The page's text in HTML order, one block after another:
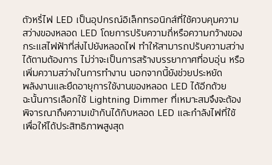
ตัวหรี่ไฟ LED เป็นอุปกรณ์อิเล็กทรอนิกส์ที่ใช้ควบคุมความ
สว่างของหลอด LED โดยการปรับความถี่หรือความกว้างของ
กระแสไฟฟ้าที่ส่งไปยังหลอดไฟ ทำให้สามารถปรับความสว่าง
ได้ตามต้องการ ไม่ว่าจะเป็นการสร้างบรรยากาศที่อบอุ่น หรือ
เพิ่มความสว่างในการทำงาน นอกจากนี้ยังช่วยประหยัด
พลังงานและยืดอายุการใช้งานของหลอด LED ได้อีกด้วย
ฉะนั้นการเลือกใช้ Lightning Dimmer ที่เหมาะสมจึงจะต้อง
พิจารณาถึงความเข้ากันได้กับหลอด LED และกำลังไฟที่ใช้
เพื่อให้ได้ประสิทธิภาพสูงสุด